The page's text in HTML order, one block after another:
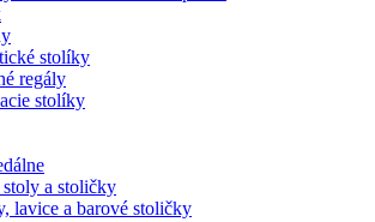
stolíky
regály
stolíky
a stoličky
lavice a barové stoličky